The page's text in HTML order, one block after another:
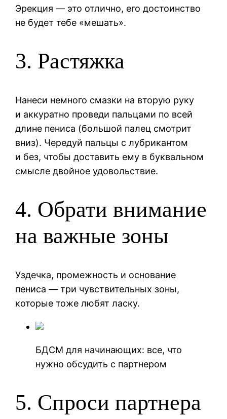
Эрекция — это отлично, его достоинство
не будет тебе «мешать».
3. Растяжка
Нанеси немного смазки на вторую руку
и аккуратно проведи пальцами по всей
длине пениса (большой палец смотрит
вниз). Чередуй пальцы с лубрикантом
и без, чтобы доставить ему в буквальном
смысле двойное удовольствие.
4. Обрати внимание
на важные зоны
Уздечка, промежность и основание
пениса — три чувствительных зоны,
которые тоже любят ласку.
БДСМ для начинающих: все, что
нужно обсудить с партнером
5. Спроси партнера